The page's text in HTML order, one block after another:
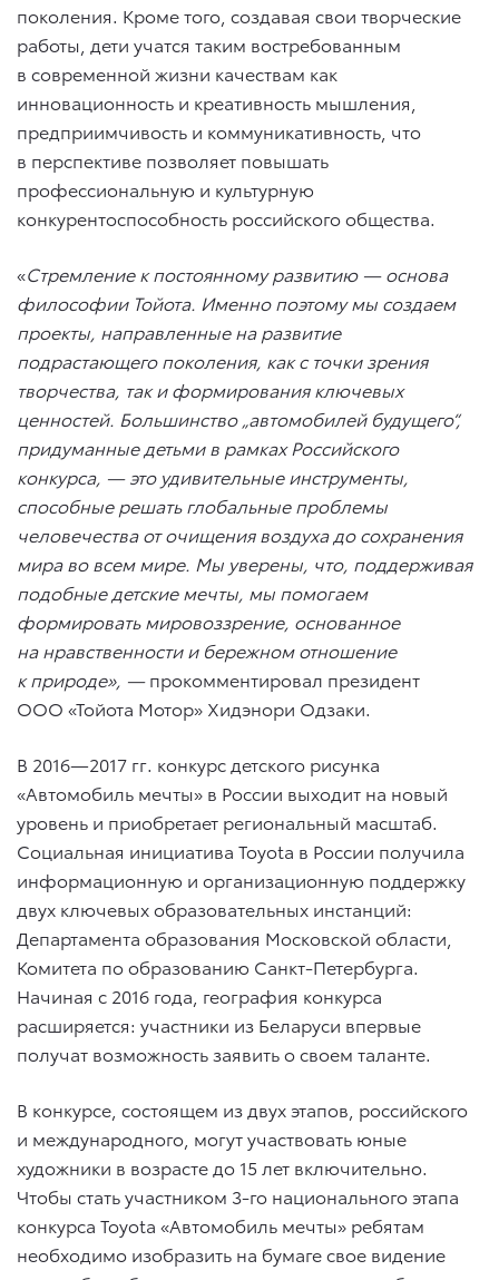
поколения. Кроме того, создавая свои творческие
работы, дети учатся таким востребованным
в современной жизни качествам как
инновационность и креативность мышления,
предприимчивость и коммуникативность, что
в перспективе позволяет повышать
профессиональную и культурную
конкурентоспособность российского общества.
«Стремление к постоянному развитию — основа
философии Тойота. Именно поэтому мы создаем
проекты, направленные на развитие
подрастающего поколения, как с точки зрения
творчества, так и формирования ключевых
ценностей. Большинство „автомобилей будущего“,
придуманные детьми в рамках Российского
конкурса, — это удивительные инструменты,
способные решать глобальные проблемы
человечества от очищения воздуха до сохранения
мира во всем мире. Мы уверены, что, поддерживая
подобные детские мечты, мы помогаем
формировать мировоззрение, основанное
на нравственности и бережном отношение
к природе», —прокомментировал президент
ООО «Тойота Мотор» Хидэнори Одзаки.
В 2016—2017 гг. конкурс детского рисунка
«Автомобиль мечты» в России выходит на новый
уровень и приобретает региональный масштаб.
Социальная инициатива Toyota в России получила
информационную и организационную поддержку
двух ключевых образовательных инстанций:
Департамента образования Московской области,
Комитета по образованию Санкт-Петербурга.
Начиная с 2016 года, география конкурса
расширяется: участники из Беларуси впервые
получат возможность заявить о своем таланте.
В конкурсе, состоящем из двух этапов, российского
и международного, могут участвовать юные
художники в возрасте до 15 лет включительно.
Чтобы стать участником 3-го национального этапа
конкурса Toyota «Автомобиль мечты» ребятам
необходимо изобразить на бумаге свое видение